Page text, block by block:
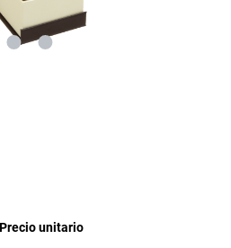
Precio unitario